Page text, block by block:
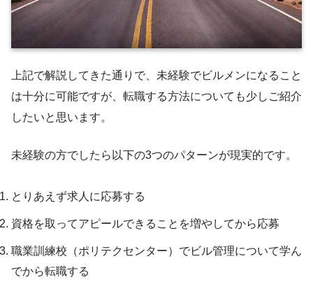
上記で解説してきた通りで、未経験でビルメンになること
は十分に可能ですが、転職する方法についても少しご紹介
したいと思います。
未経験の方でしたら以下の3つのパターンが現実的です。
とりあえず求人に応募する
資格を取ってアピールできることを増やしてから応募
職業訓練校（ポリテクセンター）でビル管理について学ん
でから転職する